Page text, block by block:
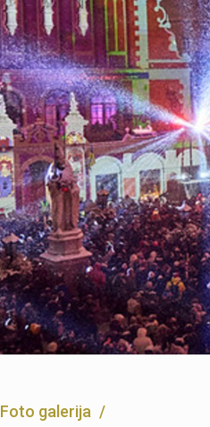
Foto galerija